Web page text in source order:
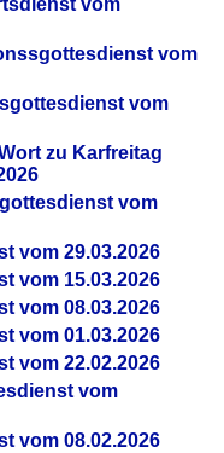
vom
vom
vom
zu Karfreitag
vom
vom 29.03.2026
vom 15.03.2026
vom 08.03.2026
vom 01.03.2026
vom 22.02.2026
vom
vom 08.02.2026